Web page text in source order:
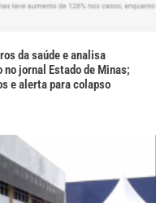
da saúde e analisa
jornal Estado de Minas;
e alerta para colapso